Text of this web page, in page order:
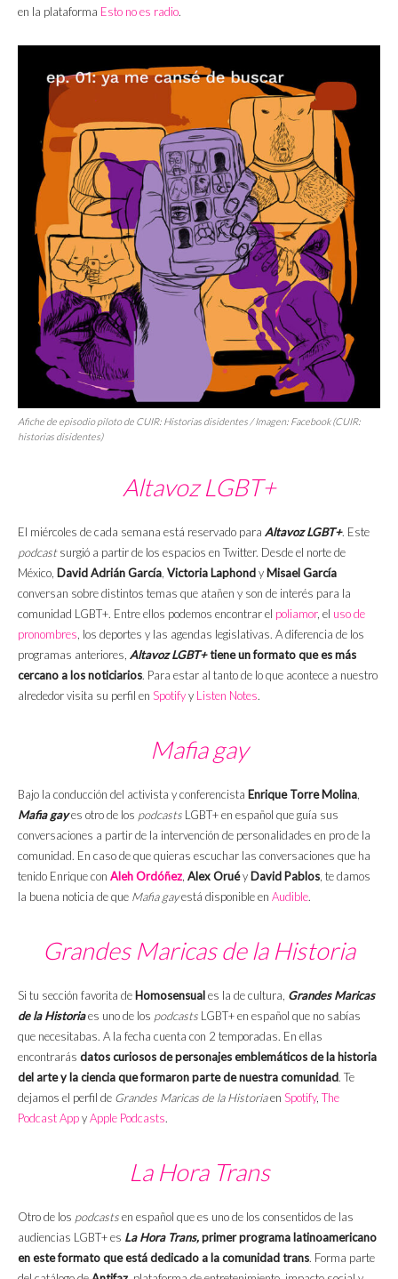
en la plataforma Esto no es radio.
Afiche de episodio piloto de CUIR: Historias disidentes / Imagen: Facebook (CUIR:
historias disidentes)
Altavoz LGBT+
El miércoles de cada semana está reservado para Altavoz LGBT+. Este
podcastsurgió a partir de los espacios en Twitter. Desde el norte de
México, David Adrián García, Victoria Laphondy Misael García
conversan sobre distintos temas que atañen y son de interés para la
comunidad LGBT+. Entre ellos podemos encontrar el poliamor, el uso de
pronombres, los deportes y las agendas legislativas. A diferencia de los
programas anteriores, Altavoz LGBT+tiene un formato que es más
cercano a los noticiarios. Para estar al tanto de lo que acontece a nuestro
alrededor visita su perfil en Spotifyy Listen Notes.
Mafia gay
Bajo la conducción del activista y conferencista Enrique Torre Molina,
Mafia gayes otro de los podcasts LGBT+ en español que guía sus
conversaciones a partir de la intervención de personalidades en pro de la
comunidad. En caso de que quieras escuchar las conversaciones que ha
tenido Enrique con Aleh Ordóñez, Alex Oruéy David Pablos, te damos
la buena noticia de que Mafia gayestá disponible en Audible.
Grandes Maricas de la Historia
Si tu sección favorita de Homosensuales la de cultura, Grandes Maricas
de la Historiaes uno de los podcasts LGBT+ en español que no sabías
que necesitabas. A la fecha cuenta con 2 temporadas. En ellas
encontrarás datos curiosos de personajes emblemáticos de la historia
del arte y la ciencia que formaron parte de nuestra comunidad. Te
dejamos el perfil de Grandes Maricas de la Historiaen Spotify, The
Podcast AppyApple Podcasts.
La Hora Trans
Otro de los podcastsen español que es uno de los consentidos de las
audiencias LGBT+ es La Hora Trans,primer programa latinoamericano
en este formato que está dedicado a la comunidad trans. Forma parte